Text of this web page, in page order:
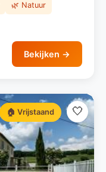
🌿 Natuur
Bekijken →
🏠 Vrijstaand 🤍